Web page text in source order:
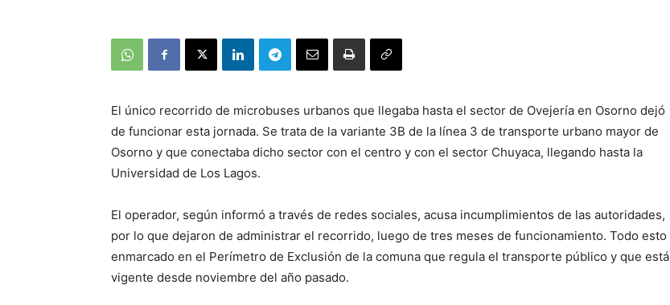
El único recorrido de microbuses urbanos que llegaba hasta el sector de Ovejería en Osorno dejó
de funcionar esta jornada. Se trata de la variante 3B de la línea 3 de transporte urbano mayor de
Osorno y que conectaba dicho sector con el centro y con el sector Chuyaca, llegando hasta la
Universidad de Los Lagos.
El operador, según informó a través de redes sociales, acusa incumplimientos de las autoridades,
por lo que dejaron de administrar el recorrido, luego de tres meses de funcionamiento. Todo esto
enmarcado en el Perímetro de Exclusión de la comuna que regula el transporte público y que está
vigente desde noviembre del año pasado.